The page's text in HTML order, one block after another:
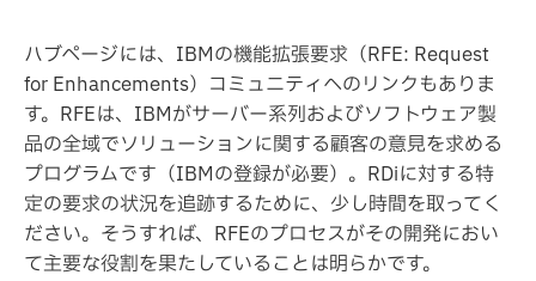
ハブページには、IBMの機能拡張要求（RFE: Request
for Enhancements）コミュニティへのリンクもありま
す。RFEは、IBMがサーバー系列およびソフトウェア製
品の全域でソリューションに関する顧客の意見を求める
プログラムです（IBMの登録が必要）。RDiに対する特
定の要求の状況を追跡するために、少し時間を取ってく
ださい。そうすれば、RFEのプロセスがその開発におい
て主要な役割を果たしていることは明らかです。